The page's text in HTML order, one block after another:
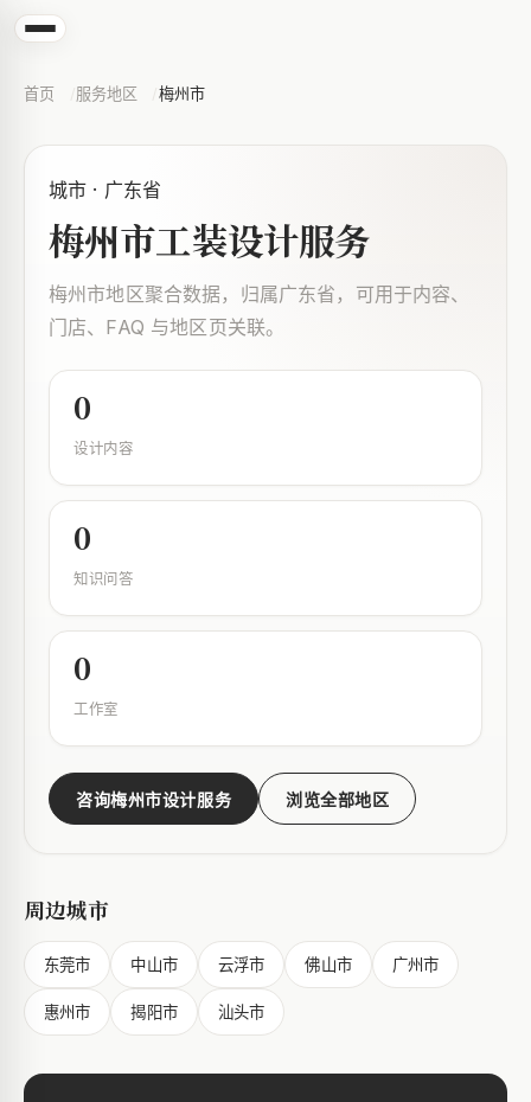
首页 服务地区 梅州市
城市 · 广东省
梅州市工装设计服务
梅州市地区聚合数据，归属广东省，可用于内容、
门店、FAQ 与地区页关联。
0
设计内容
0
知识问答
0
工作室
咨询梅州市设计服务 浏览全部地区
周边城市
东莞市 中山市 云浮市 佛山市 广州市
惠州市 揭阳市 汕头市